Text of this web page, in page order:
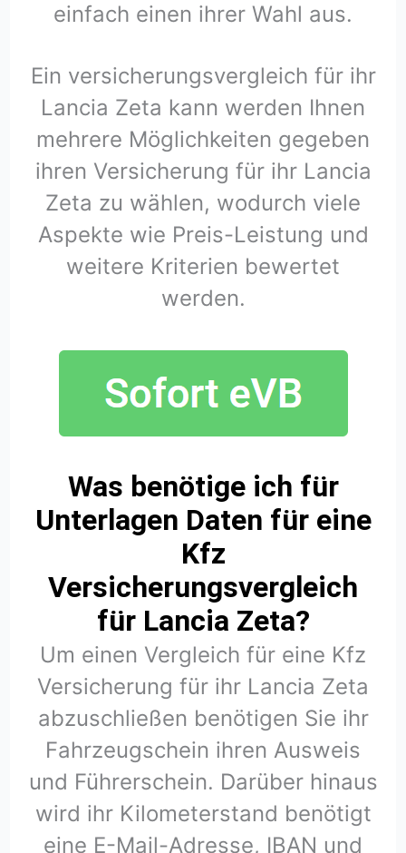
einfach einen ihrer Wahl aus.
Ein versicherungsvergleich für ihr
Lancia Zeta kann werden Ihnen
mehrere Möglichkeiten gegeben
ihren Versicherung für ihr Lancia
Zeta zu wählen, wodurch viele
Aspekte wie Preis-Leistung und
weitere Kriterien bewertet
werden.
Was benötige ich für
Unterlagen Daten für eine
Kfz
Versicherungsvergleich
für Lancia Zeta?
Um einen Vergleich für eine Kfz
Versicherung für ihr Lancia Zeta
abzuschließen benötigen Sie ihr
Fahrzeugschein ihren Ausweis
und Führerschein. Darüber hinaus
wird ihr Kilometerstand benötigt
eine E-Mail-Adresse, IBAN und